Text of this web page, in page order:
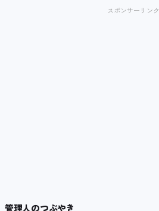
スポンサーリンク
管理人のつぶやき